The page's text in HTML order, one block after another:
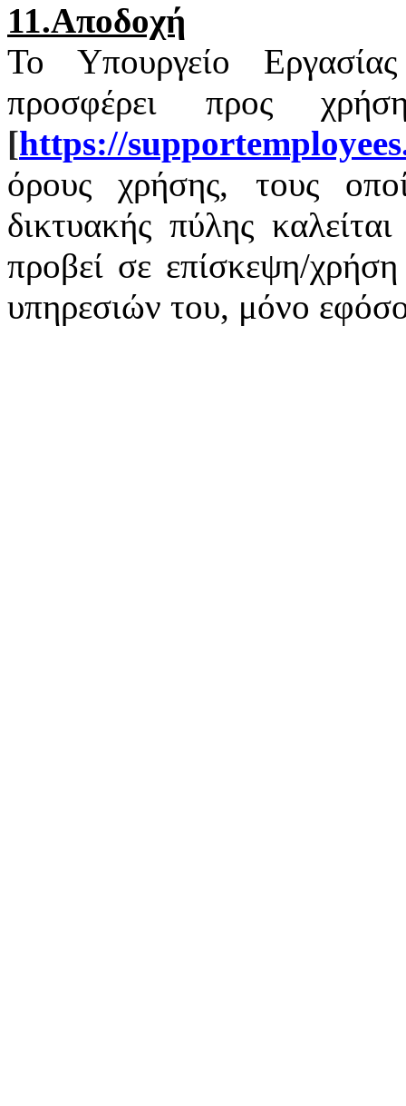
11.Αποδοχή
Το Υπουργείο
προσφέρει προς
[https://supportemployees
όρους χρήσης, τους
δικτυακής πύλης
προβεί σε επίσκεψη/
υπηρεσιών του, μόνο